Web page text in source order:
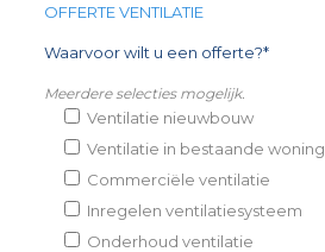
OFFERTE VENTILATIE
Waarvoor wilt u een offerte?*
Meerdere selecties mogelijk.
Ventilatie nieuwbouw
Ventilatie in bestaande woning
Commerciële ventilatie
Inregelen ventilatiesysteem
Onderhoud ventilatie